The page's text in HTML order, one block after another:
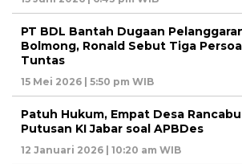
PT BDL Bantah Dugaan
Bolmong, Ronald Sebut Tiga
Tuntas
15 Mei 2026 | 5:50 pm WIB
Patuh Hukum, Empat Desa
Putusan KI Jabar soal APBDes
12 Januari 2026 | 10:20 am WIB